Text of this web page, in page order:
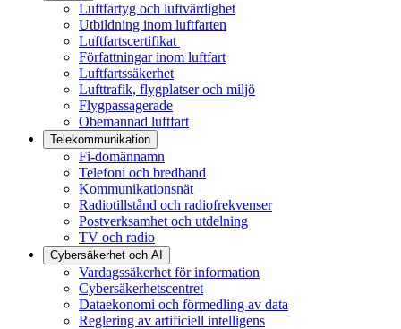
Luftfartyg och luftvärdighet
Utbildning inom luftfarten
Luftfartscertifikat
Författningar inom luftfart
Luftfartssäkerhet
Lufttrafik, flygplatser och miljö
Flygpassagerade
Obemannad luftfart
Telekommunikation
Fi-domännamn
Telefoni och bredband
Kommunikationsnät
Radiotillstånd och radiofrekvenser
Postverksamhet och utdelning
TV och radio
Cybersäkerhet och AI
Vardagssäkerhet för information
Cybersäkerhetscentret
Dataekonomi och förmedling av data
Reglering av artificiell intelligens